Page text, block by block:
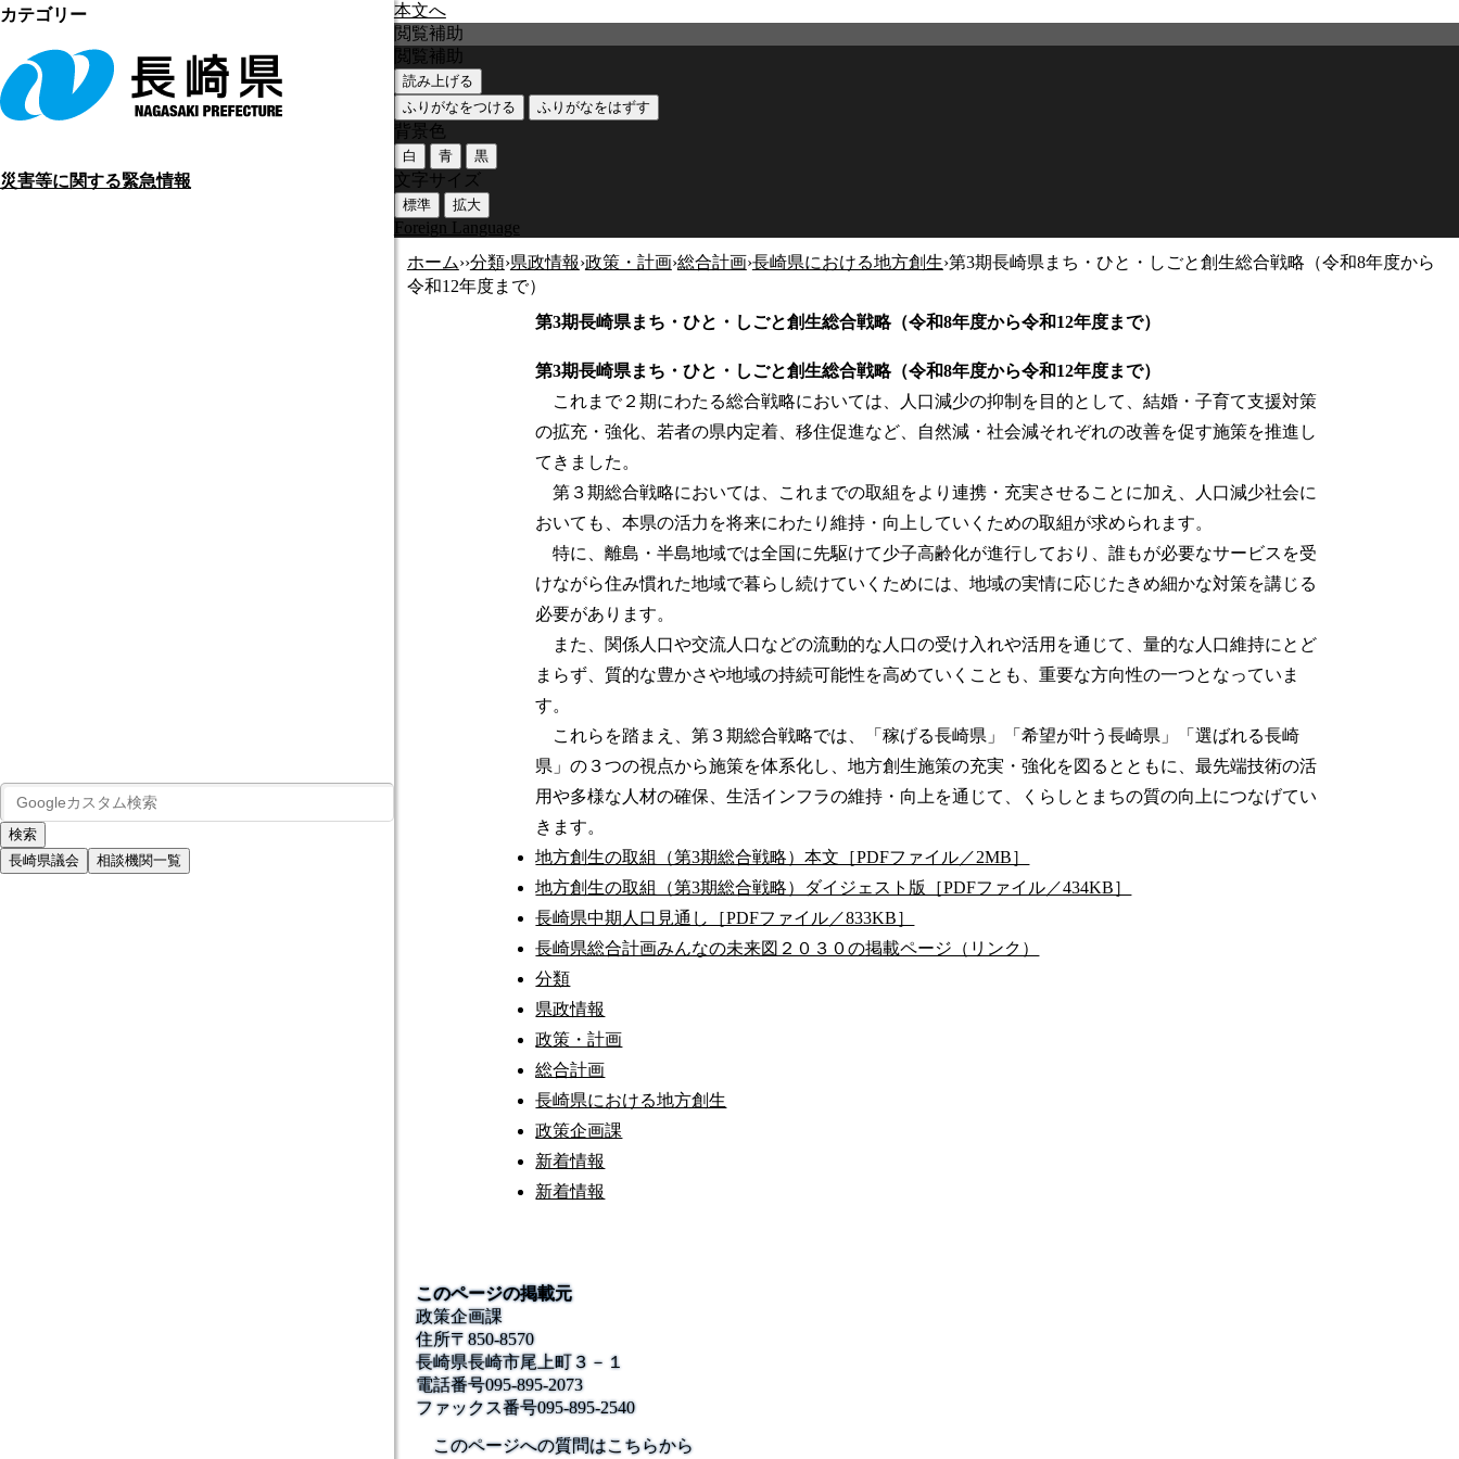
本文へ
災害等に関する緊急情報
長崎県議会 相談機関一覧
閲覧補助
閲覧補助
読み上げる
ふりがなをつける
ふりがなをはずす
背景色
白 青 黒
文字サイズ
標準 拡大
Foreign Language
ホーム››分類›県政情報›政策・計画›総合計画›長崎県における地方創生›第3期長崎県まち・ひと・しごと創生総合戦略（令和8年度から
令和12年度まで）
第3期長崎県まち・ひと・しごと創生総合戦略（令和8年度から令和12年度まで）
第3期長崎県まち・ひと・しごと創生総合戦略（令和8年度から令和12年度まで）
これまで２期にわたる総合戦略においては、人口減少の抑制を目的として、結婚・子育て支援対策
の拡充・強化、若者の県内定着、移住促進など、自然減・社会減それぞれの改善を促す施策を推進し
てきました。
第３期総合戦略においては、これまでの取組をより連携・充実させることに加え、人口減少社会に
おいても、本県の活力を将来にわたり維持・向上していくための取組が求められます。
特に、離島・半島地域では全国に先駆けて少子高齢化が進行しており、誰もが必要なサービスを受
けながら住み慣れた地域で暮らし続けていくためには、地域の実情に応じたきめ細かな対策を講じる
必要があります。
また、関係人口や交流人口などの流動的な人口の受け入れや活用を通じて、量的な人口維持にとど
まらず、質的な豊かさや地域の持続可能性を高めていくことも、重要な方向性の一つとなっていま
す。
これらを踏まえ、第３期総合戦略では、「稼げる長崎県」「希望が叶う長崎県」「選ばれる長崎
県」の３つの視点から施策を体系化し、地方創生施策の充実・強化を図るとともに、最先端技術の活
用や多様な人材の確保、生活インフラの維持・向上を通じて、くらしとまちの質の向上につなげてい
きます。
地方創生の取組（第3期総合戦略）本文［PDFファイル／2MB］
地方創生の取組（第3期総合戦略）ダイジェスト版［PDFファイル／434KB］
長崎県中期人口見通し［PDFファイル／833KB］
長崎県総合計画みんなの未来図２０３０の掲載ページ（リンク）
カテゴリー
分類
県政情報
政策・計画
総合計画
長崎県における地方創生
政策企画課
新着情報
新着情報
このページの掲載元
政策企画課
住所〒850-8570
長崎県長崎市尾上町３－１
電話番号095-895-2073
ファックス番号095-895-2540
このページへの質問はこちらから
公式SNS
このサイトについて